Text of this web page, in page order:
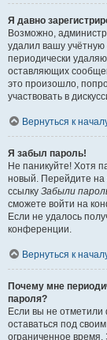
Я давно
Возможно,
удалил вашу учётную
периодически
оставляющих
это произошло,
участвовать в
Вернуться к
Я забыл пароль!
Не паникуйте! Хотя
новый. Перейдите на
ссылку Забыли
сможете войти на
Если не удалось
конференции.
Вернуться к
Почему мне
пароля?
Если вы не отметили
оставаться под
ограниченное время.